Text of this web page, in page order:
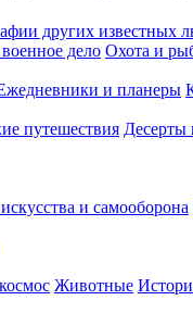
других известных
дело Охота и
и планеры
путешествия Десерты
и самооборона
Животные